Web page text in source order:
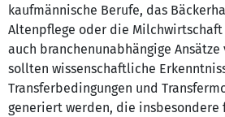
kaufmännische Berufe, das
Altenpflege oder die Milchwirtschaft
auch branchenunabhängige
sollten wissenschaftliche
Transferbedingungen und
generiert werden, die insbesondere